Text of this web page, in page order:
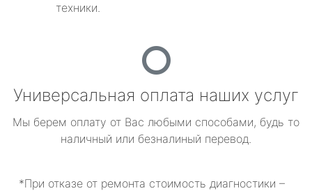
техники.
Универсальная оплата наших услуг
Мы берем оплату от Вас любыми способами, будь то
наличный или безналиный перевод.
*При отказе от ремонта стоимость диагностики –